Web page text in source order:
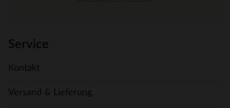
Service
Kontakt
Versand & Lieferung